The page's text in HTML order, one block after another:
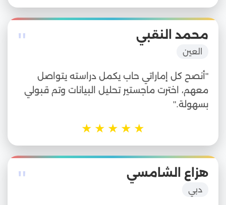
" محمد النقبي
العين
"أنصح كل إماراتي حاب يكمل دراسته يتواصل
معهم، اخترت ماجستير تحليل البيانات وتم قبولي
بسهولة."
★
★
★
★
★
" هزاع الشامسي
دبي